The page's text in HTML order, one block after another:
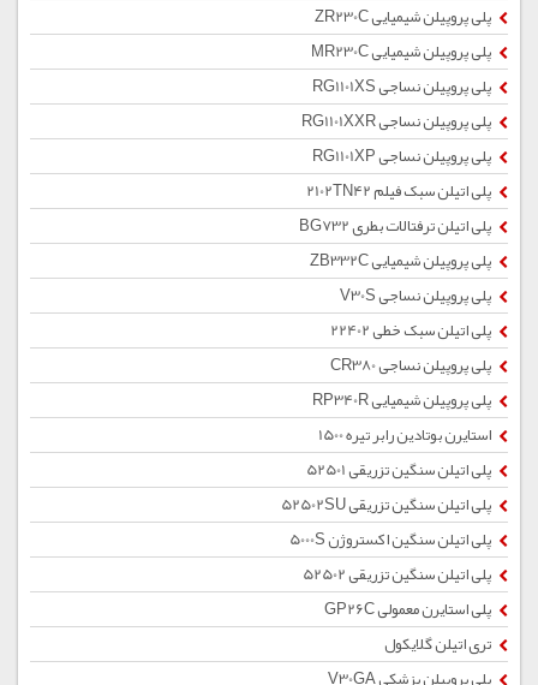
پلی پروپیلن شیمیایی ZR230C
پلی پروپیلن شیمیایی MR230C
پلی پروپیلن نساجی RG1101XS
پلی پروپیلن نساجی RG1101XXR
پلی پروپیلن نساجی RG1101XP
پلی اتیلن سبک فیلم 2102TN42
پلی اتیلن ترفتالات بطری BG732
پلی پروپیلن شیمیایی ZB332C
پلی پروپیلن نساجی V30S
پلی اتیلن سبک خطی 22402
پلی پروپیلن نساجی CR380
پلی پروپیلن شیمیایی RP340R
استایرن بوتادین رابر تیره 1500
پلی اتیلن سنگین تزریقی 52501
پلی اتیلن سنگین تزریقی 52502SU
پلی اتیلن سنگین اکستروژن 5000S
پلی اتیلن سنگین تزریقی 52502
پلی استایرن معمولی GP26C
تری اتیلن گلایکول